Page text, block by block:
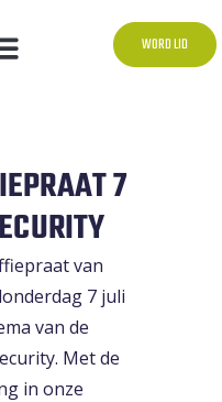
WORD LID
7
van
7 juli
van de
Met de
in onze